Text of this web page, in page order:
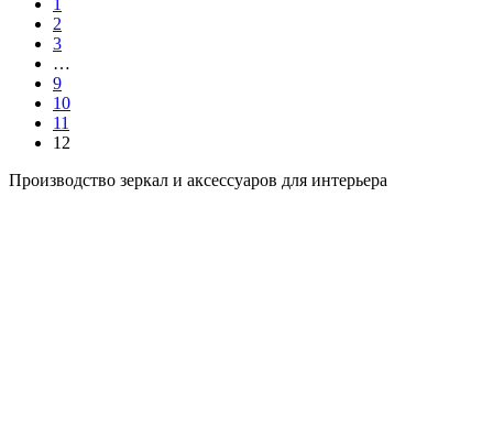
1
2
3
…
9
10
11
12
Производство зеркал и аксессуаров для интерьера